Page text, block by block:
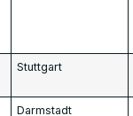
Stuttgart
Darmstadt